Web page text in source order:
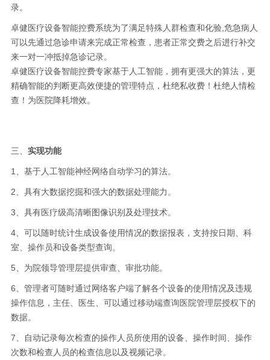
录。
卓健医疗设备智能控费系统为了满足特殊人群检查和化验 ,危急病人
可以先通过急诊申请来完成正常检查， 患者正常交费之后进行补交
来一对一冲抵掉急诊记录。
卓健医疗设备智能控费专家基于人工智能，拥有更强大的算法，更
精确智能的判断更高效便捷的管理特点，杜绝私收费！杜绝人情检
查！为医院降耗增效。
三、 实现功能
1、基于人工智能神经网络自动学习的算法。
2、 具有大数据挖掘和强大的数据处理能力。
3、具有医疗级高清晰图像识别及处理技术。
4、可以随时统计生成设备使用情况的数据报表，支持按日期、科
室、操作员和设备类型查询。
5、为院领导管理层提供审查、审批功能。
6、管理者可随时通过网络客户端了解各个设备的使用情况及违规
操作信息，主任、医生、可以通过移动端查询医院管理层授权下的
数据。
7、自动记录每次检查的操作人员所使用的设备、操作时间、操作
次数和检查人员的检查信息以及视频记录。